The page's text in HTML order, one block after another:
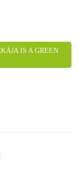
IS A GREEN